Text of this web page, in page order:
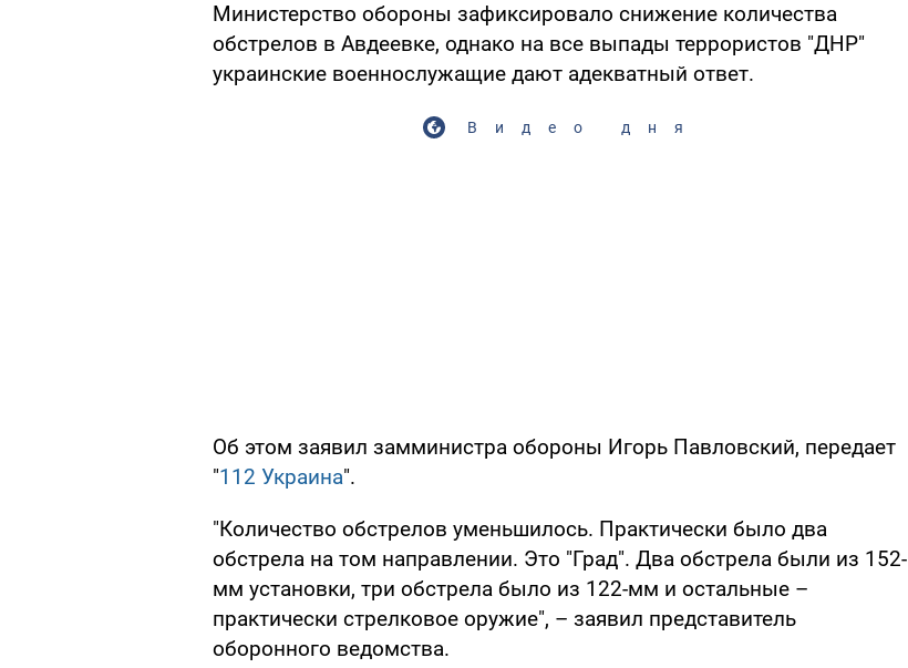
Министерство обороны зафиксировало снижение количества
обстрелов в Авдеевке, однако на все выпады террористов "ДНР"
украинские военнослужащие дают адекватный ответ.
Видео дня
Об этом заявил замминистра обороны Игорь Павловский, передает
"112 Украина".
"Количество обстрелов уменьшилось. Практически было два
обстрела на том направлении. Это "Град". Два обстрела были из 152-
мм установки, три обстрела было из 122-мм и остальные –
практически стрелковое оружие", – заявил представитель
оборонного ведомства.